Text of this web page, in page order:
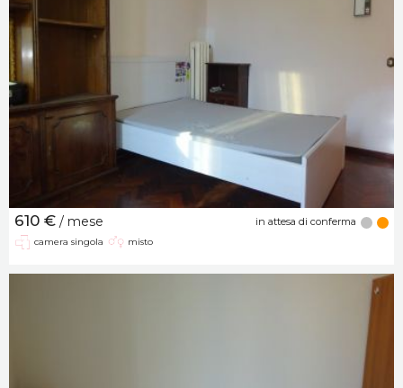
610 € / mese in attesa di conferma
camera singola misto